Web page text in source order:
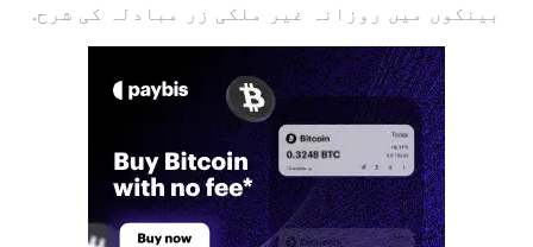
بینکوں میں روزانہ غیر ملکی زر مبادلہ کی شرح.